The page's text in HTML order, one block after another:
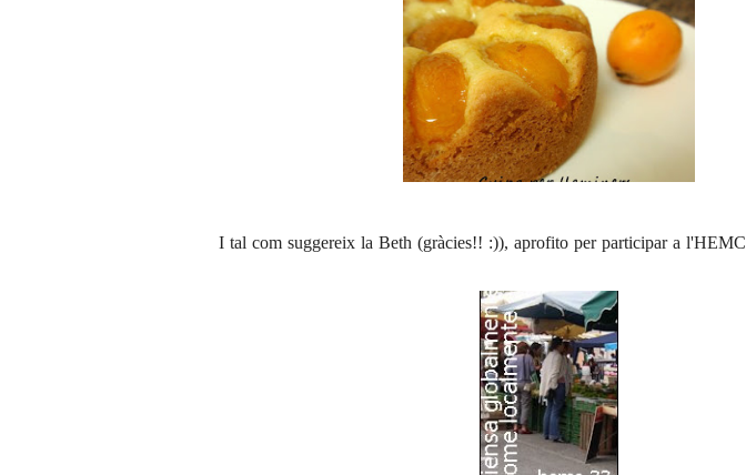
I tal com suggereix la Beth (gràcies!! :)), aprofito per participar a l'HEMC